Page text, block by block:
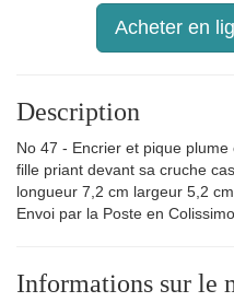
Acheter en
Description
No 47 - Encrier et pique
fille priant devant sa
longueur 7,2 cm largeur 5,2
Envoi par la Poste en
Informations sur le